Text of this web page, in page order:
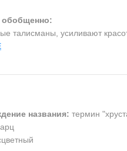
обобщенно:
усиливают
названия: термин